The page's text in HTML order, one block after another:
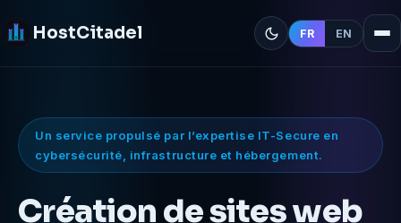
HostCitadel FR EN
Un service propulsé par l’expertise IT-Secure en
cybersécurité, infrastructure et hébergement.
Création de sites web